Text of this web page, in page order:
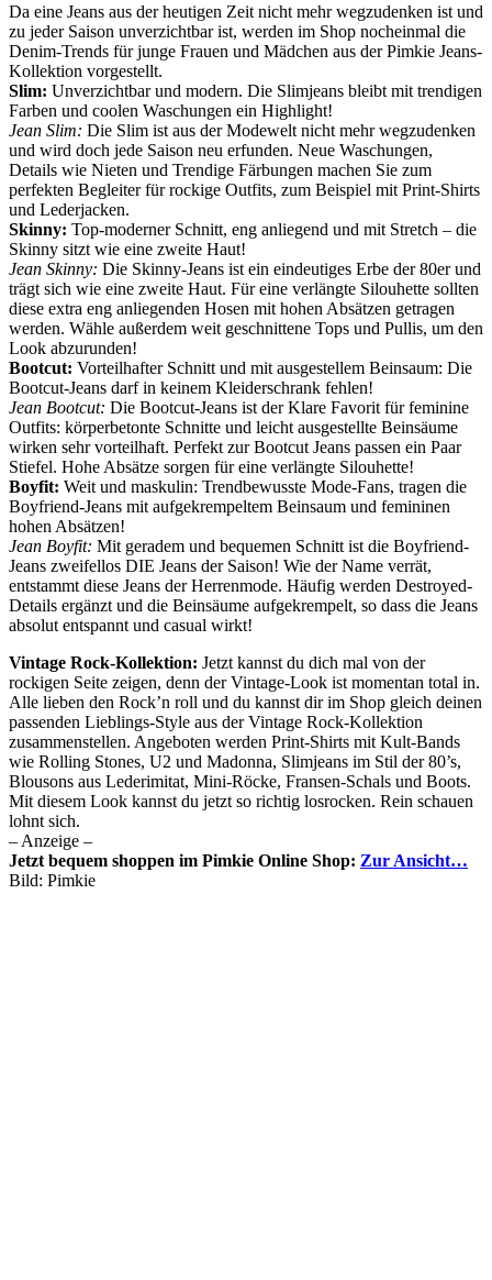
Da eine Jeans aus der heutigen Zeit nicht mehr wegzudenken ist und
zu jeder Saison unverzichtbar ist, werden im Shop nocheinmal die
Denim-Trends für junge Frauen und Mädchen aus der Pimkie Jeans-
Kollektion vorgestellt.
Slim: Unverzichtbar und modern. Die Slimjeans bleibt mit trendigen
Farben und coolen Waschungen ein Highlight!
Jean Slim: Die Slim ist aus der Modewelt nicht mehr wegzudenken
und wird doch jede Saison neu erfunden. Neue Waschungen,
Details wie Nieten und Trendige Färbungen machen Sie zum
perfekten Begleiter für rockige Outfits, zum Beispiel mit Print-Shirts
und Lederjacken.
Skinny: Top-moderner Schnitt, eng anliegend und mit Stretch – die
Skinny sitzt wie eine zweite Haut!
Jean Skinny: Die Skinny-Jeans ist ein eindeutiges Erbe der 80er und
trägt sich wie eine zweite Haut. Für eine verlängte Silouhette sollten
diese extra eng anliegenden Hosen mit hohen Absätzen getragen
werden. Wähle außerdem weit geschnittene Tops und Pullis, um den
Look abzurunden!
Bootcut: Vorteilhafter Schnitt und mit ausgestellem Beinsaum: Die
Bootcut-Jeans darf in keinem Kleiderschrank fehlen!
Jean Bootcut: Die Bootcut-Jeans ist der Klare Favorit für feminine
Outfits: körperbetonte Schnitte und leicht ausgestellte Beinsäume
wirken sehr vorteilhaft. Perfekt zur Bootcut Jeans passen ein Paar
Stiefel. Hohe Absätze sorgen für eine verlängte Silouhette!
Boyfit: Weit und maskulin: Trendbewusste Mode-Fans, tragen die
Boyfriend-Jeans mit aufgekrempeltem Beinsaum und femininen
hohen Absätzen!
Jean Boyfit: Mit geradem und bequemen Schnitt ist die Boyfriend-
Jeans zweifellos DIE Jeans der Saison! Wie der Name verrät,
entstammt diese Jeans der Herrenmode. Häufig werden Destroyed-
Details ergänzt und die Beinsäume aufgekrempelt, so dass die Jeans
absolut entspannt und casual wirkt!
Vintage Rock-Kollektion: Jetzt kannst du dich mal von der
rockigen Seite zeigen, denn der Vintage-Look ist momentan total in.
Alle lieben den Rock’n roll und du kannst dir im Shop gleich deinen
passenden Lieblings-Style aus der Vintage Rock-Kollektion
zusammenstellen. Angeboten werden Print-Shirts mit Kult-Bands
wie Rolling Stones, U2 und Madonna, Slimjeans im Stil der 80’s,
Blousons aus Lederimitat, Mini-Röcke, Fransen-Schals und Boots.
Mit diesem Look kannst du jetzt so richtig losrocken. Rein schauen
lohnt sich.
– Anzeige –
Jetzt bequem shoppen im Pimkie Online Shop: Zur Ansicht…
Bild: Pimkie